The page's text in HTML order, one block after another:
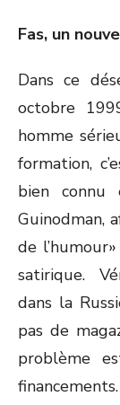
Fas, un
Dans ce
octobre
homme
formation,
bien connu
Guinodman,
de
satirique.
dans la
pas de
problème
financements.